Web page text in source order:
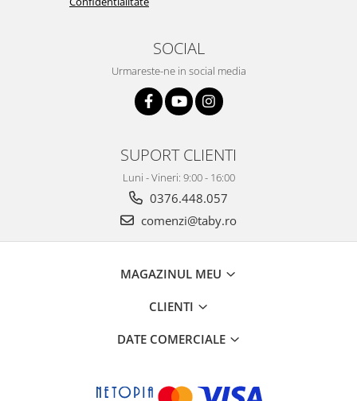
SOCIAL
Urmareste-ne in social media
SUPORT CLIENTI
Luni - Vineri: 9:00 - 16:00
0376.448.057
comenzi@taby.ro
MAGAZINUL MEU
CLIENTI
DATE COMERCIALE